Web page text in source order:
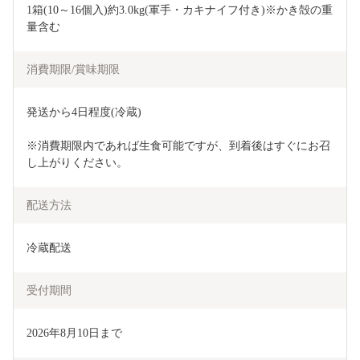
1箱(10～16個入)約3.0kg(軍手・カキナイフ付き)※かき殻の重
量含む
消費期限/賞味期限
発送から4日程度(冷蔵)
※消費期限内であれば生食可能ですが、到着後はすぐにお召
し上がりください。
配送方法
冷蔵配送
受付期間
2026年8月10日まで